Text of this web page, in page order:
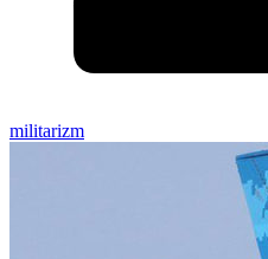
militarizm